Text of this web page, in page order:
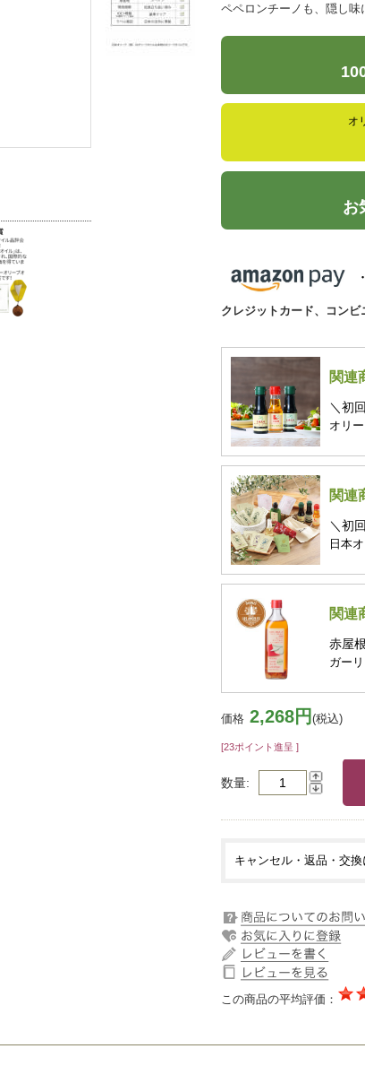
ペペロンチーノも、隠し味
オ
お
クレジットカード、コンビ
関連
＼初
オリ
関連
＼初
日本
関連
赤屋根
ガー
価格 2,268円 (税込)
[23ポイント進呈 ]
数量
キャンセル・返品・交換
この商品の平均評価：